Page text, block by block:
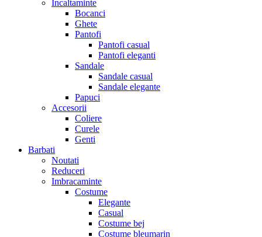
Incaltaminte
Bocanci
Ghete
Pantofi
Pantofi casual
Pantofi eleganti
Sandale
Sandale casual
Sandale elegante
Papuci
Accesorii
Coliere
Curele
Genti
Barbati
Noutati
Reduceri
Imbracaminte
Costume
Elegante
Casual
Costume bej
Costume bleumarin